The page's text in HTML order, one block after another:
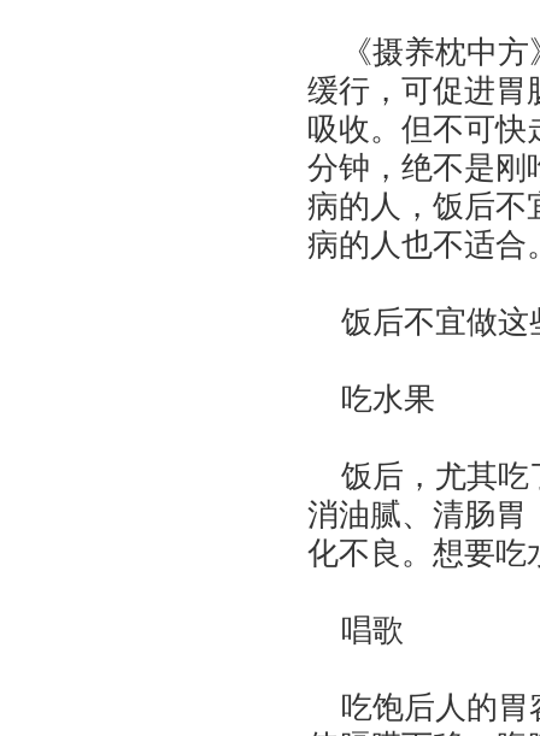
《摄养枕中方
缓行，可促进胃
吸收。但不可快
分钟，绝不是刚
病的人，饭后不
病的人也不适合
饭后不宜做这
吃水果
饭后，尤其吃
消油腻、清肠胃
化不良。想要吃
唱歌
吃饱后人的胃